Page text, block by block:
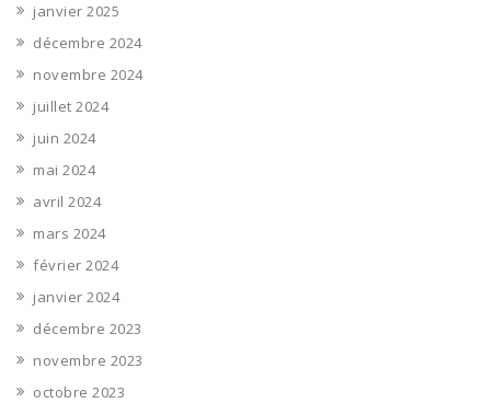
janvier 2025
décembre 2024
novembre 2024
juillet 2024
juin 2024
mai 2024
avril 2024
mars 2024
février 2024
janvier 2024
décembre 2023
novembre 2023
octobre 2023